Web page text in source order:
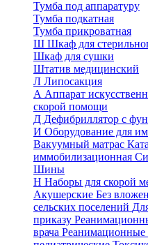
Тумба под аппаратуру
Тумба подкатная
Тумба прикроватная
Ш Шкаф для
Шкаф для сушки
Штатив медицинский
Л Липосакция
А Аппарат
скорой помощи
Д Дефибриллятор с
И Оборудование для
Вакуумный матрас
иммобилизационная
Шины
Н Наборы для скорой
Акушерские Без
сельских поселений
приказу
врача Реанимационные